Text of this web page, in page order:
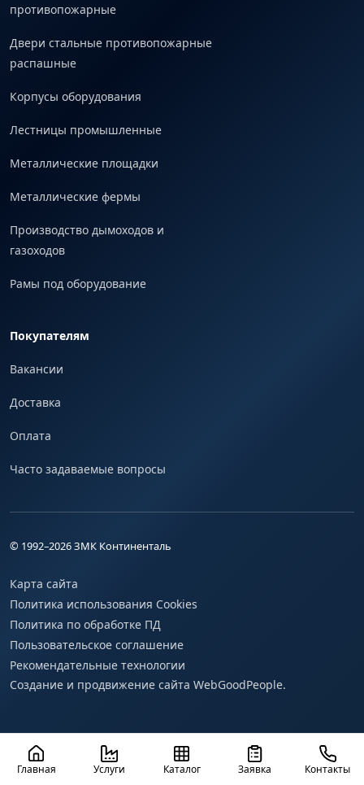
противопожарные
Двери стальные противопожарные
распашные
Корпусы оборудования
Лестницы промышленные
Металлические площадки
Металлические фермы
Производство дымоходов и
газоходов
Рамы под оборудование
Покупателям
Вакансии
Доставка
Оплата
Часто задаваемые вопросы
© 1992–2026ЗМК Континенталь
Карта сайта
Политика использования Cookies
Политика по обработке ПД
Пользовательское соглашение
Рекомендательные технологии
Создание и продвижение сайта WebGoodPeople.
Главная Услуги Каталог Заявка Контакты